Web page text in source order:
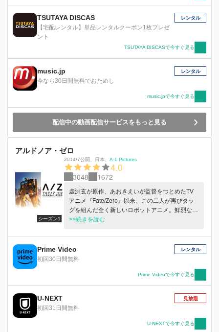
TSUTAYA DISCAS
【宅配レンタル】単品レンタルクーポン1枚プレゼ
ント
レンタル
TSUTAYA DISCASで今すぐ見る
music.jp
今なら30日間無料でおためし
レンタル
music.jpで今すぐ見る
配信中の動画配信サービスをもっと見る
アルドノア・ゼロ
シーズン1
2014/7公開 日本 A-1 Pictures
4.0
3048 1672
虚淵玄が原作、あおきえいが監督をつとめたTV
アニメ『Fate/Zero』以来、この二人が再びタッ
グを組んだ全く新しいロボットアニメ。鮮烈なア
クション、微に入り細にわたる設定、真に迫る戦
ドラマ。火星の騎士たちが空から降ってくる。鋼
で作られた巨人を駆って…。地球人類を殲滅する
ために…。
>>続きを読む
Prime Video
初回30日間無料
レンタル
Prime Videoで今すぐ見る
U-NEXT
初回31日間無料
見放題
U-NEXTで今すぐ見る